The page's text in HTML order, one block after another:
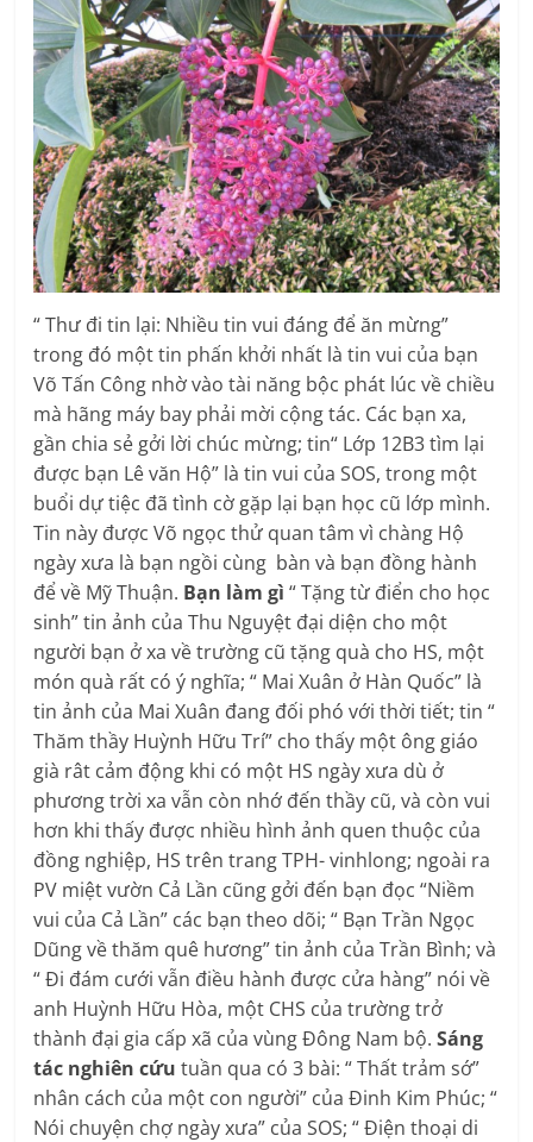
“ Thư đi tin lại: Nhiều tin vui đáng để ăn mừng”
trong đó một tin phấn khởi nhất là tin vui của bạn
Võ Tấn Công nhờ vào tài năng bộc phát lúc về chiều
mà hãng máy bay phải mời cộng tác. Các bạn xa,
gần chia sẻ gởi lời chúc mừng; tin“ Lớp 12B3 tìm lại
được bạn Lê văn Hộ” là tin vui của SOS, trong một
buổi dự tiệc đã tình cờ gặp lại bạn học cũ lớp mình.
Tin này được Võ ngọc thử quan tâm vì chàng Hộ
ngày xưa là bạn ngồi cùng bàn và bạn đồng hành
để về Mỹ Thuận. Bạn làm gì “ Tặng từ điển cho học
sinh” tin ảnh của Thu Nguyệt đại diện cho một
người bạn ở xa về trường cũ tặng quà cho HS, một
món quà rất có ý nghĩa; “ Mai Xuân ở Hàn Quốc” là
tin ảnh của Mai Xuân đang đối phó với thời tiết; tin “
Thăm thầy Huỳnh Hữu Trí” cho thấy một ông giáo
già rât cảm động khi có một HS ngày xưa dù ở
phương trời xa vẫn còn nhớ đến thầy cũ, và còn vui
hơn khi thấy được nhiều hình ảnh quen thuộc của
đồng nghiệp, HS trên trang TPH- vinhlong; ngoài ra
PV miệt vườn Cả Lần cũng gởi đến bạn đọc “Niềm
vui của Cả Lần” các bạn theo dõi; “ Bạn Trần Ngọc
Dũng về thăm quê hương” tin ảnh của Trần Bình; và
“ Đi đám cưới vẫn điều hành được cửa hàng” nói về
anh Huỳnh Hữu Hòa, một CHS của trường trở
thành đại gia cấp xã của vùng Đông Nam bộ.Sáng
tác nghiên cứu tuần qua có 3 bài: “ Thất trảm sớ”
nhân cách của một con người” của Đinh Kim Phúc; “
Nói chuyện chợ ngày xưa” của SOS; “ Điện thoại di